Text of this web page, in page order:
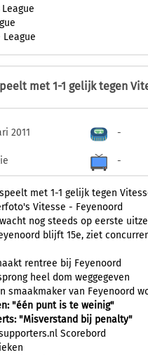
League
met 1-1 gelijk tegen
2011 -
-
met 1-1 gelijk tegen
Vitesse - Feyenoord
nog steeds op eerste
blijft 15e, ziet
rentree bij Feyenoord
heel dom weggegeven
smaakmaker van Feyenoord
"één punt is te weinig"
"Misverstand bij penalty"
Scorebord